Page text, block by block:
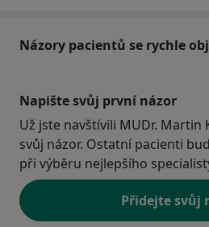
Názory pacientů se rychle
Napište svůj první názor
Už jste navštívili MUDr. Martin
svůj názor. Ostatní pacienti
při výběru nejlepšího
Přidejte svůj